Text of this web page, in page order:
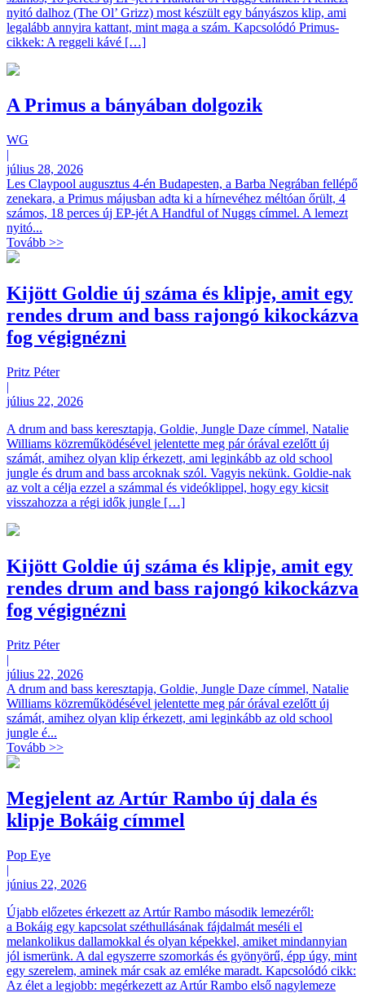
nyitó dalhoz (The Ol’ Grizz) most készült egy bányászos klip, ami
legalább annyira kattant, mint maga a szám. Kapcsolódó Primus-
cikkek: A reggeli kávé […]
A Primus a bányában dolgozik
WG
|
július 28, 2026
Les Claypool augusztus 4-én Budapesten, a Barba Negrában fellépő
zenekara, a Primus májusban adta ki a hírnevéhez méltóan őrült, 4
számos, 18 perces új EP-jét A Handful of Nuggs címmel. A lemezt
nyitó...
Tovább >>
Kijött Goldie új száma és klipje, amit egy
rendes drum and bass rajongó kikockázva
fog végignézni
Pritz Péter
|
július 22, 2026
A drum and bass keresztapja, Goldie, Jungle Daze címmel, Natalie
Williams közreműködésével jelentette meg pár órával ezelőtt új
számát, amihez olyan klip érkezett, ami leginkább az old school
jungle és drum and bass arcoknak szól. Vagyis nekünk. Goldie-nak
az volt a célja ezzel a számmal és videóklippel, hogy egy kicsit
visszahozza a régi idők jungle […]
Kijött Goldie új száma és klipje, amit egy
rendes drum and bass rajongó kikockázva
fog végignézni
Pritz Péter
|
július 22, 2026
A drum and bass keresztapja, Goldie, Jungle Daze címmel, Natalie
Williams közreműködésével jelentette meg pár órával ezelőtt új
számát, amihez olyan klip érkezett, ami leginkább az old school
jungle é...
Tovább >>
Megjelent az Artúr Rambo új dala és
klipje Bokáig címmel
Pop Eye
|
június 22, 2026
Újabb előzetes érkezett az Artúr Rambo második lemezéről:
a Bokáig egy kapcsolat széthullásának fájdalmát meséli el
melankolikus dallamokkal és olyan képekkel, amiket mindannyian
jól ismerünk. A dal egyszerre szomorkás és gyönyörű, épp úgy, mint
egy szerelem, aminek már csak az emléke maradt. Kapcsolódó cikk:
Az élet a legjobb: megérkezett az Artúr Rambo első nagylemeze